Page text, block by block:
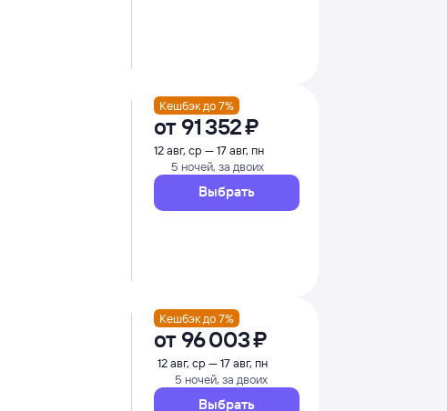
Кешбэк до 7%
от 91 ⁠352 ⁠₽
12 авг, ср — 17 авг, пн
5 ночей, за двоих
Выбрать
Кешбэк до 7%
от 96 ⁠003 ⁠₽
12 авг, ср — 17 авг, пн
5 ночей, за двоих
Выбрать